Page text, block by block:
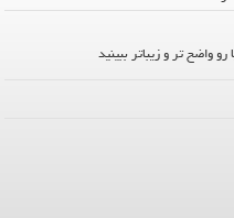
واضح تر و زیباتر ببینید